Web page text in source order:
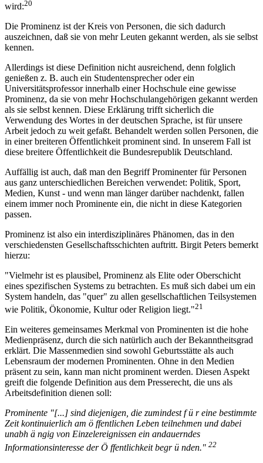
wird:20
Die Prominenz ist der Kreis von Personen, die sich dadurch
auszeichnen, daß sie von mehr Leuten gekannt werden, als sie selbst
kennen.
Allerdings ist diese Definition nicht ausreichend, denn folglich
genießen z. B. auch ein Studentensprecher oder ein
Universitätsprofessor innerhalb einer Hochschule eine gewisse
Prominenz, da sie von mehr Hochschulangehörigen gekannt werden
als sie selbst kennen. Diese Erklärung trifft sicherlich die
Verwendung des Wortes in der deutschen Sprache, ist für unsere
Arbeit jedoch zu weit gefaßt. Behandelt werden sollen Personen, die
in einer breiteren Öffentlichkeit prominent sind. In unserem Fall ist
diese breitere Öffentlichkeit die Bundesrepublik Deutschland.
Auffällig ist auch, daß man den Begriff Prominenter für Personen
aus ganz unterschiedlichen Bereichen verwendet: Politik, Sport,
Medien, Kunst - und wenn man länger darüber nachdenkt, fallen
einem immer noch Prominente ein, die nicht in diese Kategorien
passen.
Prominenz ist also ein interdisziplinäres Phänomen, das in den
verschiedensten Gesellschaftsschichten auftritt. Birgit Peters bemerkt
hierzu:
"Vielmehr ist es plausibel, Prominenz als Elite oder Oberschicht
eines spezifischen Systems zu betrachten. Es muß sich dabei um ein
System handeln, das "quer" zu allen gesellschaftlichen Teilsystemen
wie Politik, Ökonomie, Kultur oder Religion liegt."21
Ein weiteres gemeinsames Merkmal von Prominenten ist die hohe
Medienpräsenz, durch die sich natürlich auch der Bekanntheitsgrad
erklärt. Die Massenmedien sind sowohl Geburtsstätte als auch
Lebensraum der modernen Prominenten. Ohne in den Medien
präsent zu sein, kann man nicht prominent werden. Diesen Aspekt
greift die folgende Definition aus dem Presserecht, die uns als
Arbeitsdefinition dienen soll:
Prominente "[...] sind diejenigen, die zumindest f ü r eine bestimmte
Zeit kontinuierlich am ö ffentlichen Leben teilnehmen und dabei
unabh ä ngig von Einzelereignissen ein andauerndes
Informationsinteresse der Ö ffentlichkeit begr ü nden." 22